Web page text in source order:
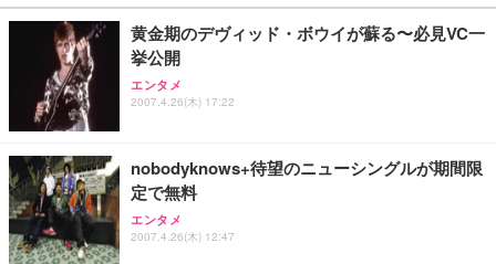
黄金期のデヴィッド・ボウイが蘇る〜必見VC一
挙公開
エンタメ
2007.4.26(木) 17:22
nobodyknows+待望のニューシングルが期間限
定で無料
エンタメ
2007.4.26(木) 12:47